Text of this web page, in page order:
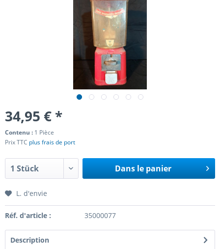
34,95 € *
Contenu : 1 Pièce
Prix TTC plus frais de port
Dans le panier
L. d'envie
Réf. d'article : 35000077
Description